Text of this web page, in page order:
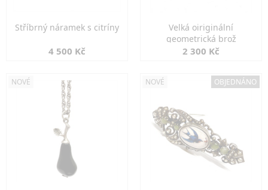
Stříbrný náramek s citríny
4 500 Kč
Velká oiriginální
geometrická brož
2 300 Kč
NOVÉ NOVÉ OBJEDNÁNO